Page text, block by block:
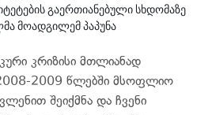
გაერთიანებული სხდომაზე
მოადგილემ პაპუნა
კრიზისი მთლიანად
2009 წლებში მსოფლიო
შეიქმნა და ჩვენი